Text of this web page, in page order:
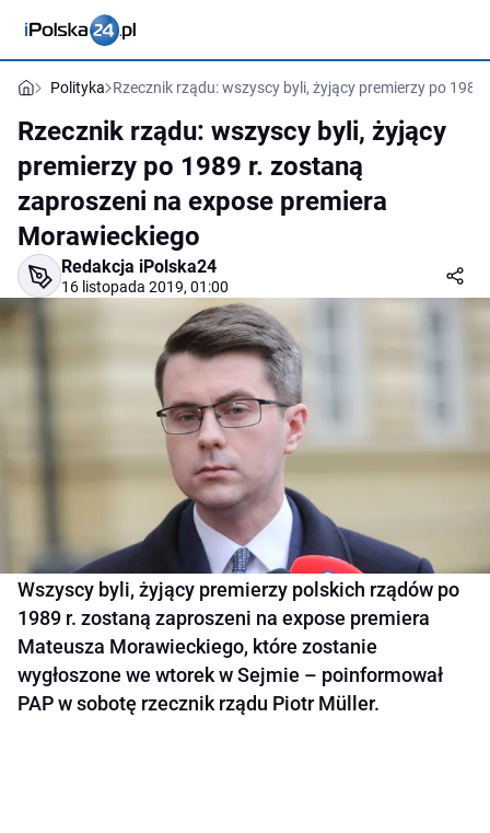
Polityka Rzecznik rządu: wszyscy byli, żyjący premierzy po
Rzecznik rządu: wszyscy byli, żyjący
premierzy po 1989 r. zostaną
zaproszeni na expose premiera
Morawieckiego
Redakcja iPolska24
16 listopada 2019, 01:00
Wszyscy byli, żyjący premierzy polskich rządów po
1989 r. zostaną zaproszeni na expose premiera
Mateusza Morawieckiego, które zostanie
wygłoszone we wtorek w Sejmie – poinformował
PAP w sobotę rzecznik rządu Piotr Müller.